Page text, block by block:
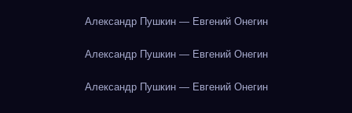
Александр Пушкин — Евгений Онегин
Александр Пушкин — Евгений Онегин
Александр Пушкин — Евгений Онегин